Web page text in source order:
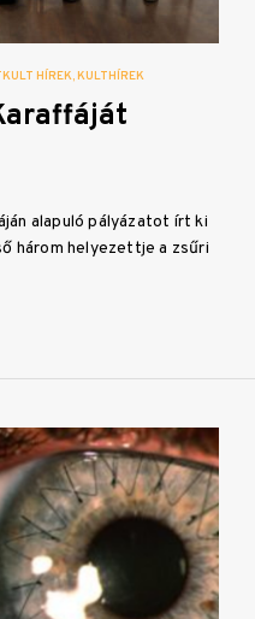
HÍREK KULTHÍREK
alapuló pályázatot írt ki
három helyezettje a zsűri